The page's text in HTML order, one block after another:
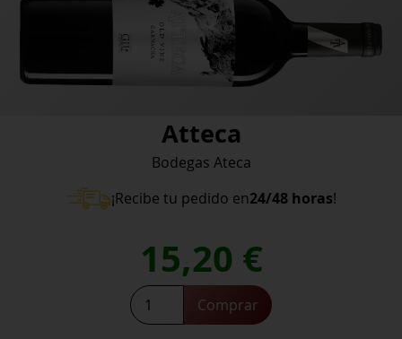
Atteca
Bodegas Ateca
¡Recibe tu pedido en24/48 horas!
15,20 €
Atteca
cantidad
Comprar